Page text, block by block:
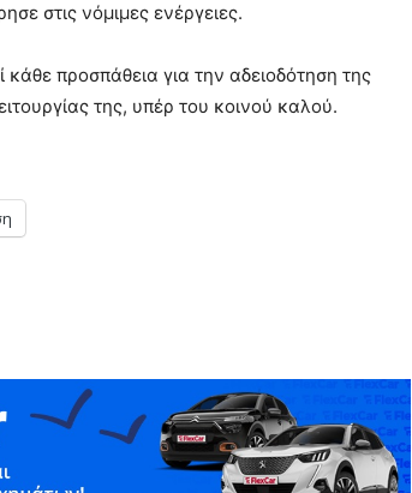
στις νόμιμες ενέργειες.
προσπάθεια για την αδειοδότηση της
της, υπέρ του κοινού καλού.